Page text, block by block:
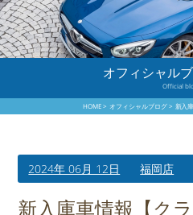
オーダ
工場サ
保証に
買取査定の
オフィシャル
Official
HOME オフィシャルブログ 新入
2024年 06月 12日 福岡店
新入庫車情報【ク